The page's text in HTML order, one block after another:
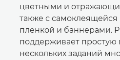
цветными и
также с
пленкой и баннерами.
поддерживает простую
нескольких заданий